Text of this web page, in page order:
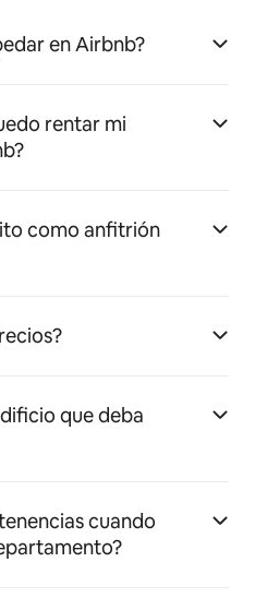
en Airbnb?
rentar mi
como anfitrión
que deba
cuando